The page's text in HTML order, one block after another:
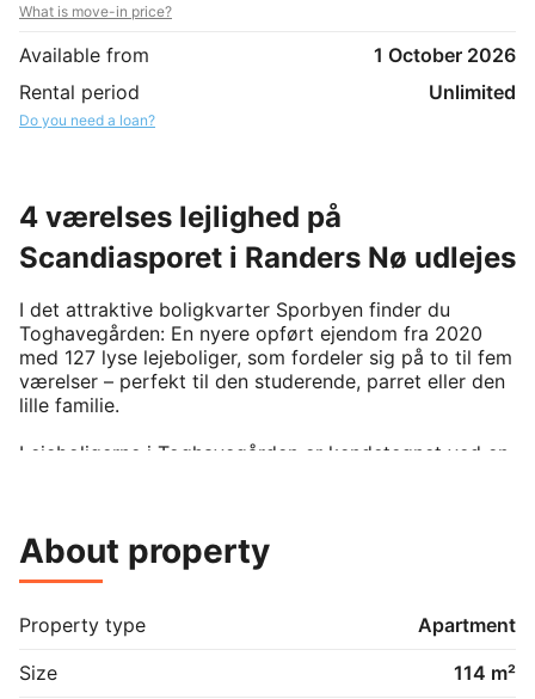
What is move-in price?
Available from
1 October 2026
Rental period
Unlimited
Do you need a loan?
4 værelses lejlighed på
Scandiasporet i Randers Nø udlejes
I det attraktive boligkvarter Sporbyen finder du
Toghavegården: En nyere opført ejendom fra 2020
med 127 lyse lejeboliger, som fordeler sig på to til fem
værelser – perfekt til den studerende, parret eller den
lille familie.
Lejeboligerne i Toghavegården er kendetegnet ved en
I denne 4-værelses lejlighed får du:
Stort køkkenalrum med alle hårde hvidevare, og i
åben forbindelse med stuen
Badeværelse med vaskesøjle
About property
Property type
Apartment
Size
114 m²